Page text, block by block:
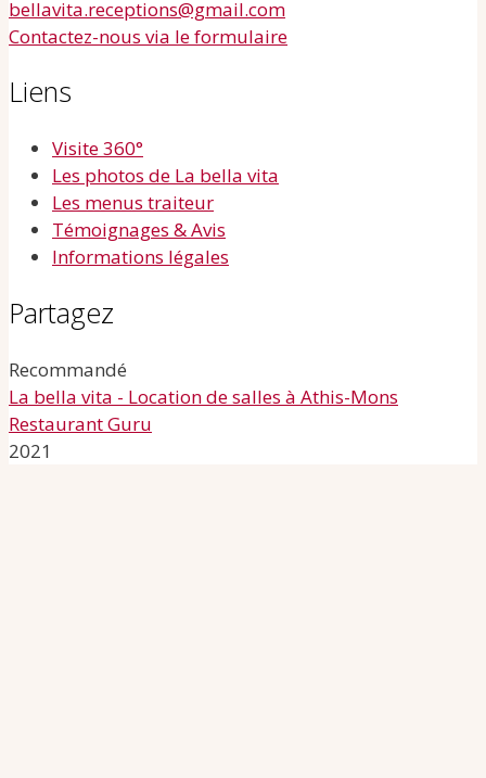
bellavita.receptions@gmail.com
Contactez-nous via le formulaire
Liens
Visite 360°
Les photos de La bella vita
Les menus traiteur
Témoignages & Avis
Informations légales
Partagez
Recommandé
La bella vita - Location de salles à Athis-Mons
Restaurant Guru
2021